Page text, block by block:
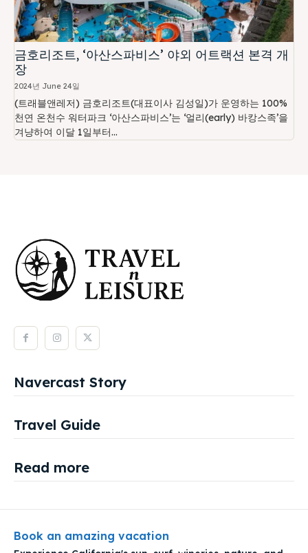
금호리조트, ‘아산스파비스’ 야외 어트랙션 본격 개
장
2024년 June 24일
(트래블앤레저) 금호리조트(대표이사 김성일)가 운영하는 100%
천연 온천수 워터파크 ‘아산스파비스’는 ‘얼리(early) 바캉스족’을
겨냥하여 이달 1일부터...
Navercast Story
Travel Guide
Read more
Book an amazing vacation